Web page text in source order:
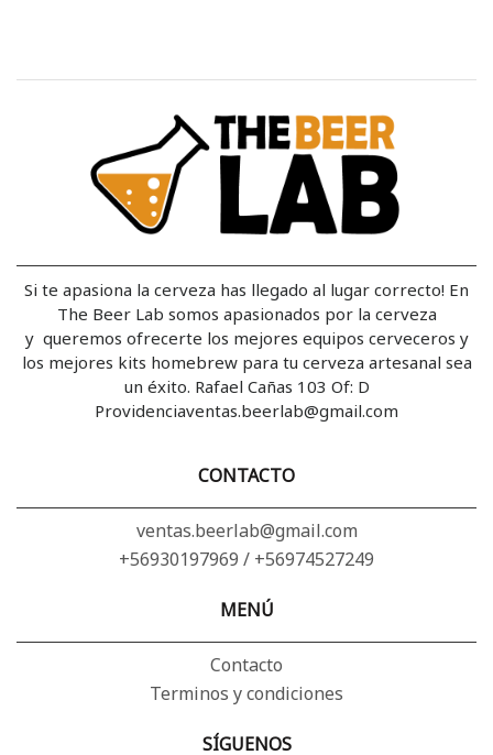
Si te apasiona la cerveza has llegado al lugar correcto! En
The Beer Lab somos apasionados por la cerveza
y queremos ofrecerte los mejores equipos cerveceros y
los mejores kits homebrew para tu cerveza artesanal sea
un éxito. Rafael Cañas 103 Of: D
Providenciaventas.beerlab@gmail.com
CONTACTO
ventas.beerlab@gmail.com
+56930197969 / +56974527249
MENÚ
Contacto
Terminos y condiciones
SÍGUENOS